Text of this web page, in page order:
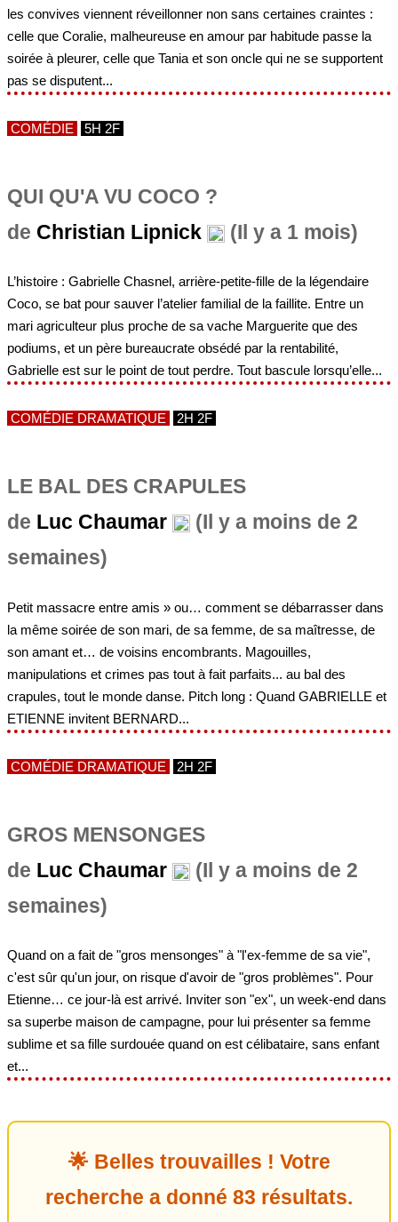
les convives viennent réveillonner non sans certaines craintes :
celle que Coralie, malheureuse en amour par habitude passe la
soirée à pleurer, celle que Tania et son oncle qui ne se supportent
pas se disputent...
COMÉDIE 5H 2F
QUI QU'A VU COCO ?
de Christian Lipnick (Il y a 1 mois)
L’histoire : Gabrielle Chasnel, arrière-petite-fille de la légendaire
Coco, se bat pour sauver l’atelier familial de la faillite. Entre un
mari agriculteur plus proche de sa vache Marguerite que des
podiums, et un père bureaucrate obsédé par la rentabilité,
Gabrielle est sur le point de tout perdre. Tout bascule lorsqu’elle...
COMÉDIE DRAMATIQUE 2H 2F
LE BAL DES CRAPULES
de Luc Chaumar
(Il y a moins de 2
semaines)
Petit massacre entre amis » ou… comment se débarrasser dans
la même soirée de son mari, de sa femme, de sa maîtresse, de
son amant et… de voisins encombrants. Magouilles,
manipulations et crimes pas tout à fait parfaits... au bal des
crapules, tout le monde danse. Pitch long : Quand GABRIELLE et
ETIENNE invitent BERNARD...
COMÉDIE DRAMATIQUE 2H 2F
GROS MENSONGES
de Luc Chaumar
(Il y a moins de 2
semaines)
Quand on a fait de "gros mensonges" à "l'ex-femme de sa vie",
c'est sûr qu'un jour, on risque d'avoir de "gros problèmes". Pour
Etienne… ce jour-là est arrivé. Inviter son "ex", un week-end dans
sa superbe maison de campagne, pour lui présenter sa femme
sublime et sa fille surdouée quand on est célibataire, sans enfant
et...
🌟 Belles trouvailles ! Votre
recherche a donné 83 résultats.